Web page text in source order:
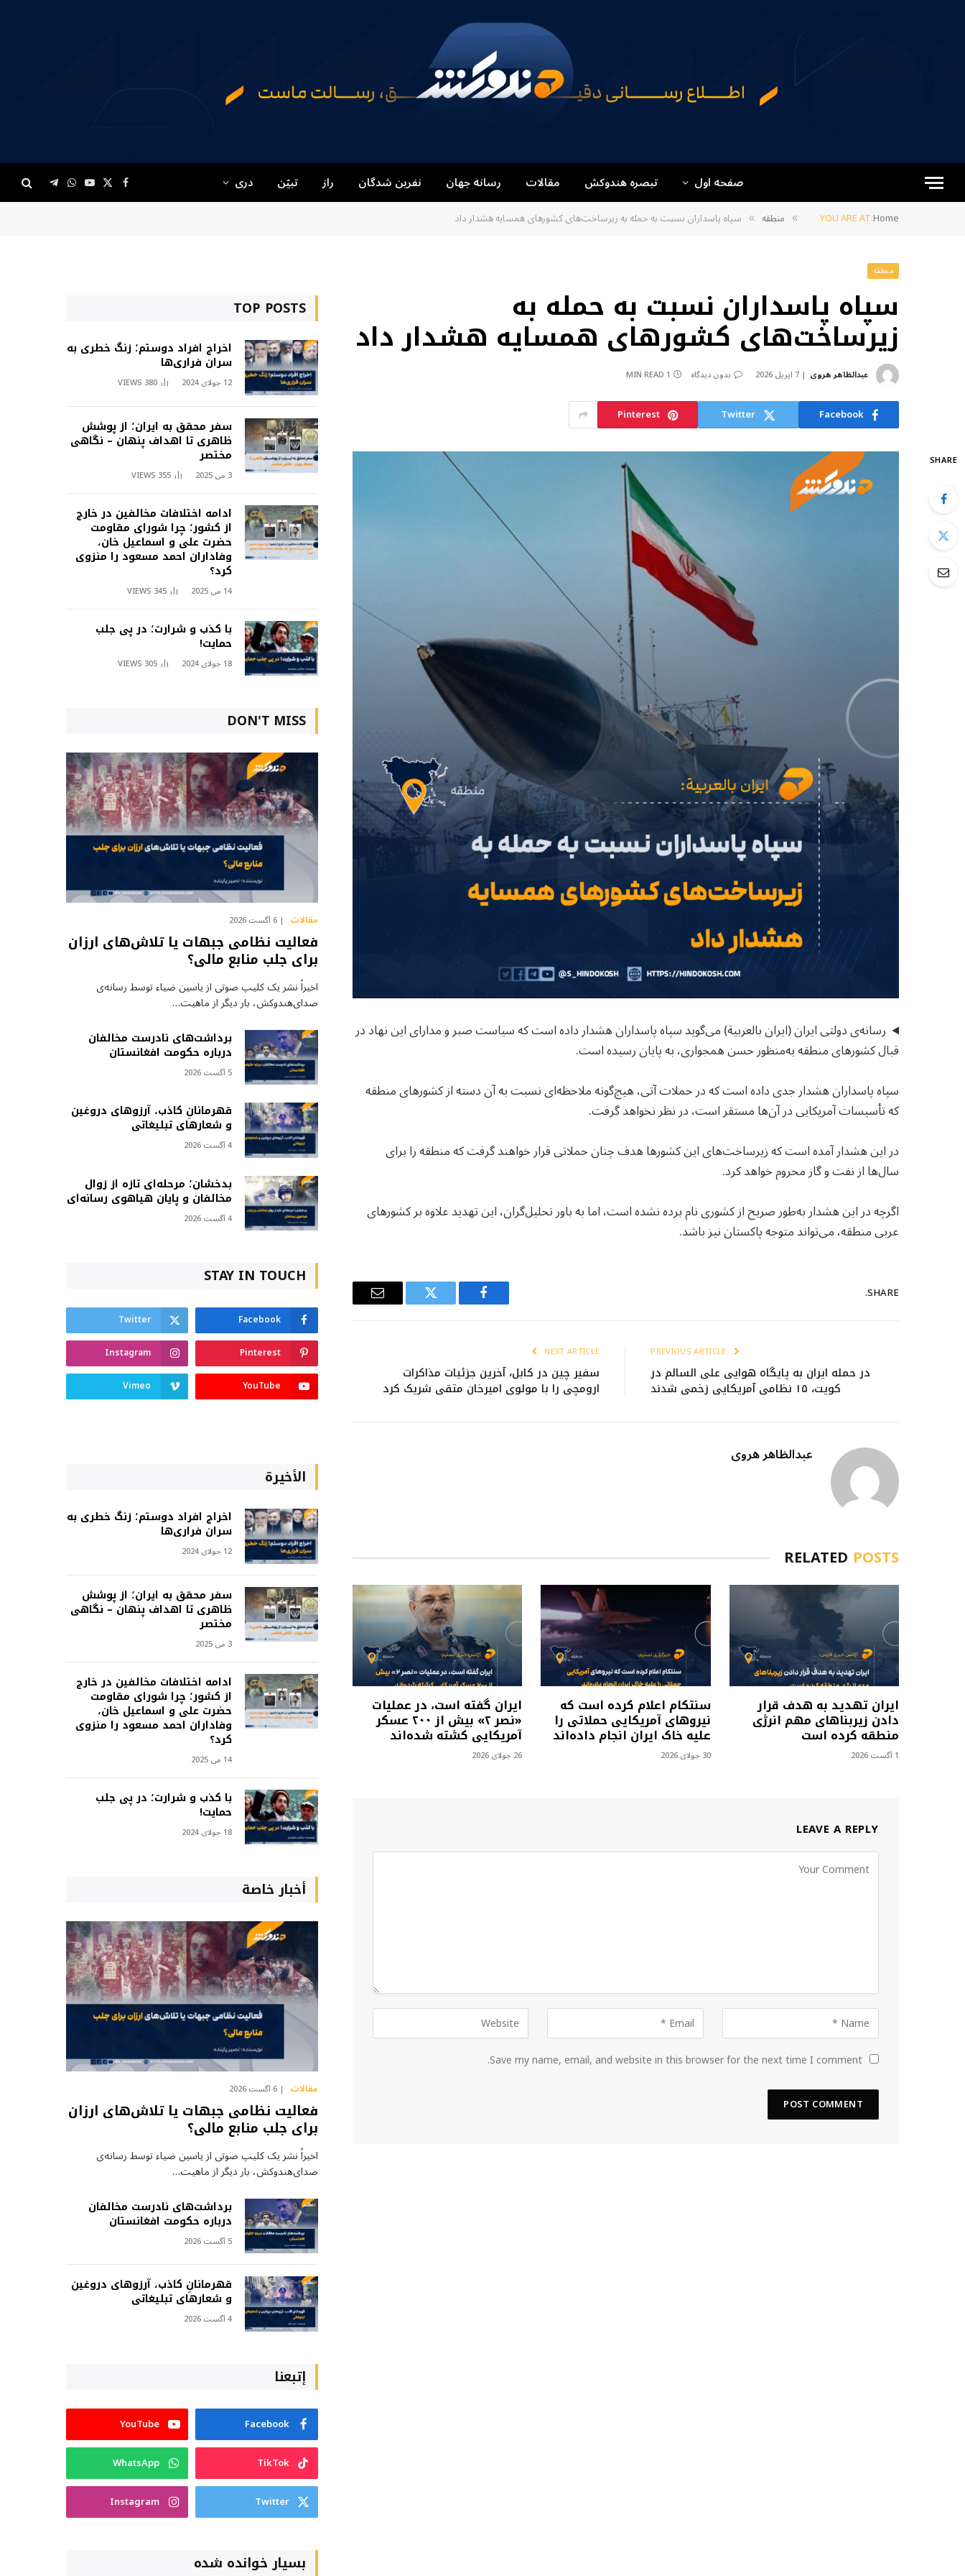
صفحه اول تبصره هندوکش مقالات رسانه جهان نفرین شدگان راز تبیّن دری Facebook
X
(Twitter)
YouTube
WhatsApp
Telegram
YOU ARE AT:Home
» منطقه » سپاه پاسداران نسبت به حمله به زیرساخت‌های کشورهای همسایه هشدار داد
منطقه
سپاه پاسداران نسبت به حمله به
زیرساخت‌های کشورهای همسایه هشدار داد
عبدالظاهر هروی 7 اپریل 2026 بدون دیدگاه 1 MIN READ
Facebook
Twitter
Pinterest
SHARE
رسانه‌ی دولتی ایران (ایران بالعربیة) می‌گوید سپاه پاسداران هشدار داده است که سیاست صبر و مدارای این نهاد در
قبال کشورهای منطقه به‌منظور حسن همجواری، به پایان رسیده است.
سپاه پاسداران هشدار جدی داده است که در حملات آتی، هیچ‌گونه ملاحظه‌ای نسبت به آن دسته از کشورهای منطقه
که تأسیسات آمریکایی در آن‌ها مستقر است، در نظر نخواهد گرفت.
در این هشدار آمده است که زیرساخت‌های این کشورها هدف چنان حملاتی قرار خواهند گرفت که منطقه را برای
سال‌ها از نفت و گاز محروم خواهد کرد.
اگرچه در این هشدار به‌طور صریح از کشوری نام برده نشده است، اما به باور تحلیل‌گران، این تهدید علاوه بر کشورهای
عربی منطقه، می‌تواند متوجه پاکستان نیز باشد.
SHARE.
Facebook
Twitter
Email
در حمله ایران به پایگاه هوایی علی السالم در
کویت، ۱۵ نظامی آمریکایی زخمی شدند
NEXT ARTICLE
سفیر چین در کابل، آخرین جزئیات مذاکرات
ارومچی را با مولوی امیرخان متقی شریک کرد
عبدالظاهر هروی
RELATED POSTS
ایران تهدید به هدف قرار
دادن زیربناهای مهم انرژی
منطقه کرده است
1 آگست 2026
سنتکام اعلام کرده است که
نیروهای آمریکایی حملاتی را
علیه خاک ایران انجام داده‌اند
30 جولای 2026
ایران گفته است، در عملیات
«نصر ۲» بیش از ۲۰۰ عسکر
آمریکایی کشته شده‌اند
26 جولای 2026
LEAVE A REPLY
Save my name, email, and website in this browser for the next time I comment.
TOP POSTS
اخراج افراد دوستم؛ زنگ خطری به
سران فراری‌ها
12 جولای 2024 380
VIEWS
سفر محقق به ایران؛ از پوشش
ظاهری تا اهداف پنهان – نگاهی
مختصر
3 می 2025 355
VIEWS
ادامه اختلافات مخالفین در خارج
از کشور؛ چرا شورای مقاومت
حضرت علی و اسماعیل خان،
وفاداران احمد مسعود را منزوی
کرد؟
14 می 2025 345
VIEWS
با کذب و شرارت؛ در پی جلب
حمایت!
18 جولای 2024 305
VIEWS
DON'T MISS
مقالات 6 آگست 2026
فعالیت نظامی جبهات یا تلاش‌های ارزان
برای جلب منابع مالی؟
اخیراً نشر یک کلیپ صوتی از یاسین ضیاء توسط رسانه‌ی
صدای‌هندوکش، بار دیگر از ماهیت…
برداشت‌های نادرست مخالفان
درباره حکومت افغانستان
5 آگست 2026
قهرمانانِ کاذب، آرزوهای دروغین
و شعارهای تبلیغاتی
4 آگست 2026
بدخشان؛ مرحله‌ای تازه از زوال
مخالفان و پایان هیاهوی رسانه‌ای
4 آگست 2026
STAY IN TOUCH
Facebook
Twitter
Pinterest
Instagram
YouTube
Vimeo
الأخيرة
اخراج افراد دوستم؛ زنگ خطری به
سران فراری‌ها
12 جولای 2024
سفر محقق به ایران؛ از پوشش
ظاهری تا اهداف پنهان – نگاهی
مختصر
3 می 2025
ادامه اختلافات مخالفین در خارج
از کشور؛ چرا شورای مقاومت
حضرت علی و اسماعیل خان،
وفاداران احمد مسعود را منزوی
کرد؟
14 می 2025
با کذب و شرارت؛ در پی جلب
حمایت!
18 جولای 2024
أخبار خاصة
مقالات 6 آگست 2026
فعالیت نظامی جبهات یا تلاش‌های ارزان
برای جلب منابع مالی؟
اخیراً نشر یک کلیپ صوتی از یاسین ضیاء توسط رسانه‌ی
صدای‌هندوکش، بار دیگر از ماهیت…
برداشت‌های نادرست مخالفان
درباره حکومت افغانستان
5 آگست 2026
قهرمانانِ کاذب، آرزوهای دروغین
و شعارهای تبلیغاتی
4 آگست 2026
إتبعنا
Facebook
YouTube
TikTok
WhatsApp
Twitter
Instagram
بسیار خوانده شده